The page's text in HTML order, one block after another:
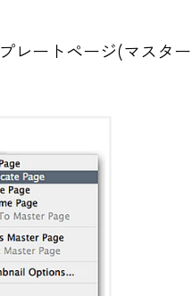
レートページ(マスタ